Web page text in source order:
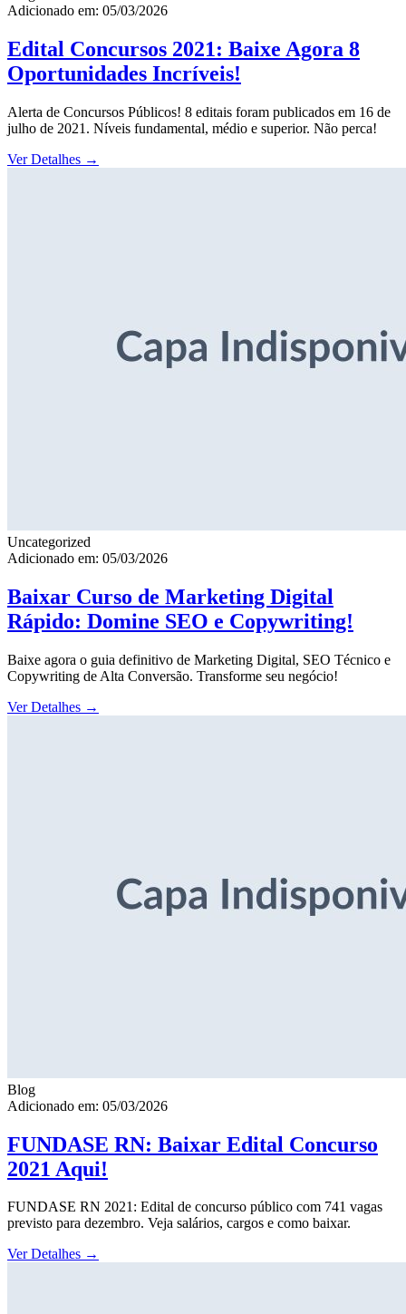
Adicionado em: 05/03/2026
Edital Concursos 2021: Baixe Agora 8
Oportunidades Incríveis!
Alerta de Concursos Públicos! 8 editais foram publicados em 16 de
julho de 2021. Níveis fundamental, médio e superior. Não perca!
Ver Detalhes →
Uncategorized
Adicionado em: 05/03/2026
Baixar Curso de Marketing Digital
Rápido: Domine SEO e Copywriting!
Baixe agora o guia definitivo de Marketing Digital, SEO Técnico e
Copywriting de Alta Conversão. Transforme seu negócio!
Ver Detalhes →
Blog
Adicionado em: 05/03/2026
FUNDASE RN: Baixar Edital Concurso
2021 Aqui!
FUNDASE RN 2021: Edital de concurso público com 741 vagas
previsto para dezembro. Veja salários, cargos e como baixar.
Ver Detalhes →